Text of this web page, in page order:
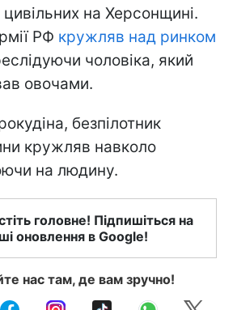
на Херсонщині.
РФ кружляв над ринком
чоловіка, який
овочами.
безпілотник
кружляв навколо
на людину.
головне! Підпишіться на
оновлення в Google!
нас там, де вам зручно!